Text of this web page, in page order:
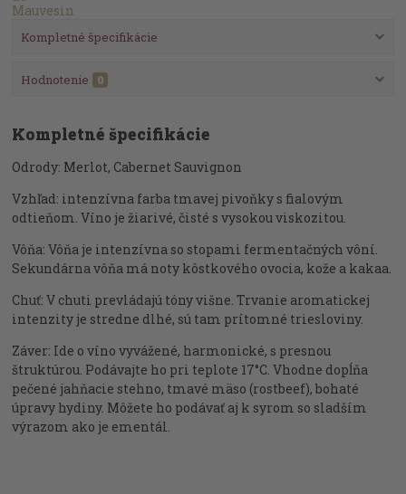
Kompletné špecifikácie
Hodnotenie 0
Kompletné špecifikácie
Odrody: Merlot, Cabernet Sauvignon
Vzhľad: intenzívna farba tmavej pivoňky s fialovým
odtieňom. Víno je žiarivé, čisté s vysokou viskozitou.
Vôňa: Vôňa je intenzívna so stopami fermentačných vôní.
Sekundárna vôňa má noty kôstkového ovocia, kože a kakaa.
Chuť: V chuti prevládajú tóny višne. Trvanie aromatickej
intenzity je stredne dlhé, sú tam prítomné triesloviny.
Záver: Ide o víno vyvážené, harmonické, s presnou
štruktúrou. Podávajte ho pri teplote 17°C. Vhodne dopĺňa
pečené jahňacie stehno, tmavé mäso (rostbeef), bohaté
úpravy hydiny. Môžete ho podávať aj k syrom so sladším
výrazom ako je ementál.